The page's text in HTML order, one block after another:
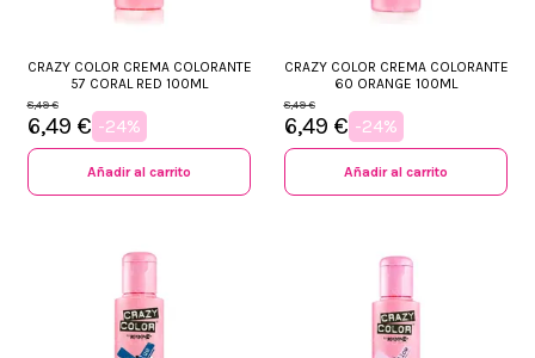
CRAZY COLOR CREMA COLORANTE
57 CORAL RED 100ML
8,49 €
6,49 € -24%
Añadir al carrito
CRAZY COLOR CREMA COLORANTE
60 ORANGE 100ML
8,49 €
6,49 € -24%
Añadir al carrito
contacto@zaseni.com
Avenida de los Dolores 32, Murcia